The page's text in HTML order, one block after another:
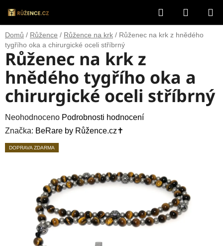
na
obsah
Hledat
KOŠÍK
Domů / Růžence / Růžence na krk / Růženec na krk z hnědého
tygřího oka a chirurgické oceli stříbrný
Růženec na krk z
hnědého tygřího oka a
chirurgické oceli stříbrný
Průměrné
hodnocení
produktu
hvězdiček.
Neohodnoceno Podrobnosti hodnocení
Značka: BeRare by Růžence.cz✝️
DOPRAVA ZDARMA